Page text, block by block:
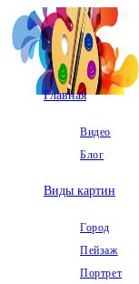
Перейти
к
содержимому
Главная
Видео
Блог
Виды картин
Город
Пейзаж
Портрет